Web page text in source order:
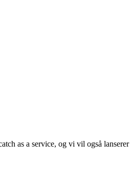
as a service, og vi vil også